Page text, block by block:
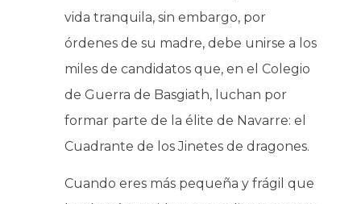
vida tranquila, sin embargo, por
órdenes de su madre, debe unirse a los
miles de candidatos que, en el Colegio
de Guerra de Basgiath, luchan por
formar parte de la élite de Navarre: el
Cuadrante de los Jinetes de dragones.
Cuando eres más pequeña y frágil que